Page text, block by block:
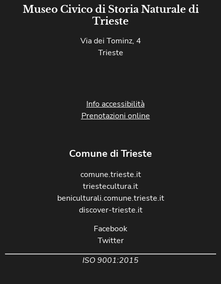
Museo Civico di Storia Naturale di
Trieste
Via dei Tominz, 4
Trieste
Info accessibilità
Prenotazioni online
Comune di Trieste
comune.trieste.it
triestecultura.it
beniculturali.comune.trieste.it
discover-trieste.it
Facebook
Twitter
ISO 9001:2015